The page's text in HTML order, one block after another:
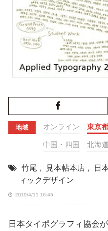
地域 オンライン 東京
中国・四国 北海
竹尾 , 見本帖本店 , 日
ィックデザイン
2019/4/11 16:45
日本タイポグラフィ協会